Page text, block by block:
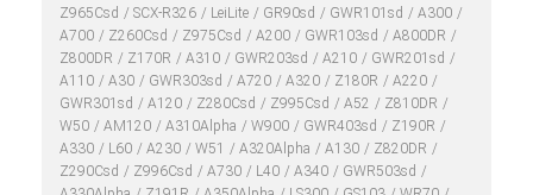
Z965Csd
SCX-R326 LeiLite GR90sd GWR101sd
A300
A700
Z260Csd Z975Csd A200 GWR103sd
A800DR
Z800DR
Z170R A310 GWR203sd A210
GWR201sd
A110
A30 GWR303sd A720 A320 Z180R
A220
GWR301sd
A120 Z280Csd Z995Csd A52
Z810DR
W50
AM120 A310Alpha W900 GWR403sd
Z190R
A330
L60 A230 W51 A320Alpha A130
Z820DR
Z290Csd
Z996Csd A730 L40 A340
GWR503sd